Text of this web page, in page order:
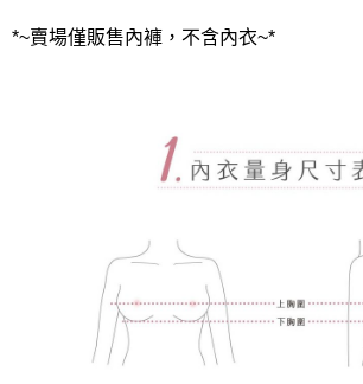
*~賣場僅販售內褲，不含內衣~*